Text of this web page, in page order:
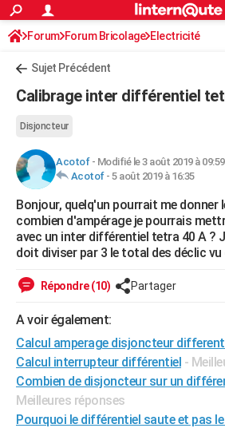
ACTUALITÉS
Politique
Société
Faits Divers
Education
Monde
Villes
+
AUTO
Essais
Réserver un essai
Citadines
Berlines
SUV
Forum auto
+HIGH-TECH
Mobiles
Meilleur smartphone
Internet
Ordinateurs
Jeux vidéo
Guide high-tech
+BRICOLAGE
Forum
Aménagement intérieur
Extérieur
Cuisine
Salle de bains
Jardinage
Rangement
WEEK-END
Guides de France
Escapades
Patrimoine
Expositions
Musées
Week-end nature
LIFESTYLE
SANTE
Alimentation
Guide de la santé
Maladies
Médicaments
Sommeil
VOYAGE
Destinations
City break
Voyage nature
Voyage de noces
Forum
Climat
PHOTO
GUIDES D'ACHAT
S'inscrire
Connexion
Forum Forum Bricolage Electricité
Sujet Précédent
Calibrage inter différentiel
Disjoncteur
Acotof- Modifié le 3 août 2019 à 09:59
Acotof- 5 août 2019 à 16:35
Bonjour, quelq'un pourrait me donner
combien d'ampérage je pourrais
avec un inter différentiel tetra 40 A ?
doit diviser par 3 le total des déclic
Répondre (10) Partager
A voir également:
Calcul amperage disjoncteur
Calcul interrupteur différentiel -
Combien de disjoncteur sur un
Meilleures réponses
Pourquoi le différentiel saute et pas